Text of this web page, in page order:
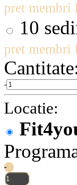
pret membri
10
pret membri
-
Locatie:
-